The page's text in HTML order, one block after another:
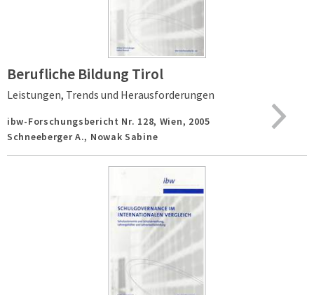
Berufliche Bildung Tirol
Leistungen, Trends und Herausforderungen
ibw-Forschungsbericht Nr. 128, Wien, 2005
Schneeberger A., Nowak Sabine